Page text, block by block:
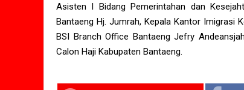
Asisten I Bidang Pemerintahan dan
Bantaeng Hj. Jumrah, Kepala Kantor Imigrasi
BSI Branch Office Bantaeng Jefry
Calon Haji Kabupaten Bantaeng.